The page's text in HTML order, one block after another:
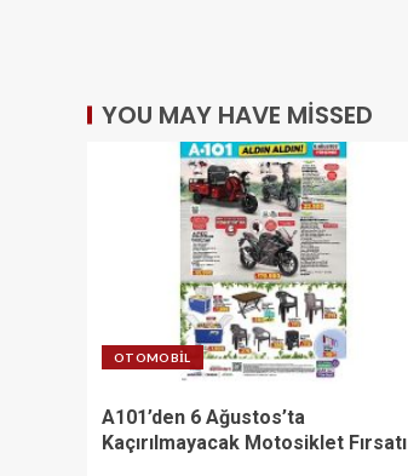
YOU MAY HAVE MISSED
OTOMOBIL
A101’den 6 Ağustos’ta
Kaçırılmayacak Motosiklet Fırsatı